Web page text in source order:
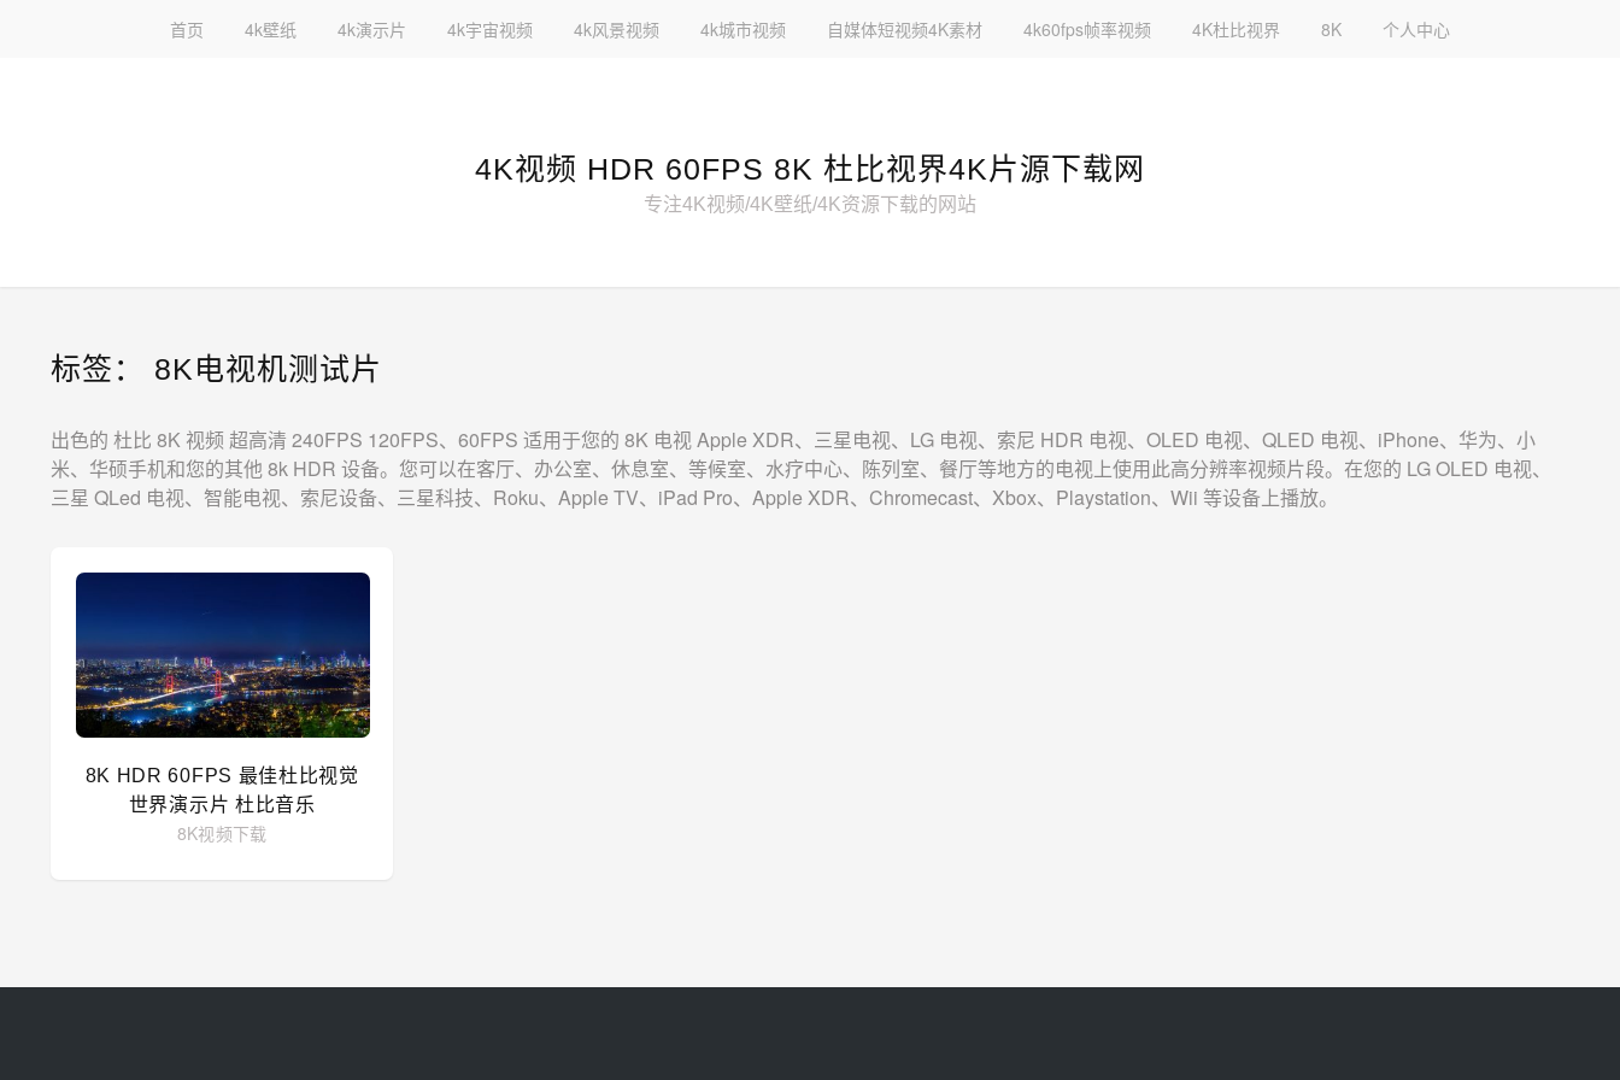
首页 4k壁纸 4k演示片 4k宇宙视频 4k风景视频 4k城市视频 自媒体短视频4K素材 4k60fps帧率视频 4K杜比视界 8K 个人中心
4K视频 HDR 60FPS 8K 杜比视界4K片源下载网
专注4K视频/4K壁纸/4K资源下载的网站
标签： 8K电视机测试片
出色的 杜比 8K 视频 超高清 240FPS 120FPS、60FPS 适用于您的 8K 电视 Apple XDR、三星电视、LG 电视、索尼 HDR 电视、OLED 电视、QLED 电视、iPhone、华为、小
米、华硕手机和您的其他 8k HDR 设备。您可以在客厅、办公室、休息室、等候室、水疗中心、陈列室、餐厅等地方的电视上使用此高分辨率视频片段。在您的 LG OLED 电视、
三星 QLed 电视、智能电视、索尼设备、三星科技、Roku、Apple TV、iPad Pro、Apple XDR、Chromecast、Xbox、Playstation、Wii 等设备上播放。
8K HDR 60FPS 最佳杜比视觉
世界演示片 杜比音乐
8K视频下载